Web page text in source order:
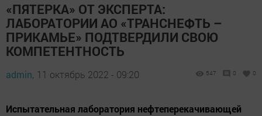
«ПЯТЕРКА» ОТ ЭКСПЕРТА:
ЛАБОРАТОРИИ АО «ТРАНСНЕФТЬ –
ПРИКАМЬЕ» ПОДТВЕРДИЛИ СВОЮ
КОМПЕТЕНТНОСТЬ
admin, 11 октябрь 2022 - 09:20 547 0 0
Испытательная лаборатория нефтеперекачивающей